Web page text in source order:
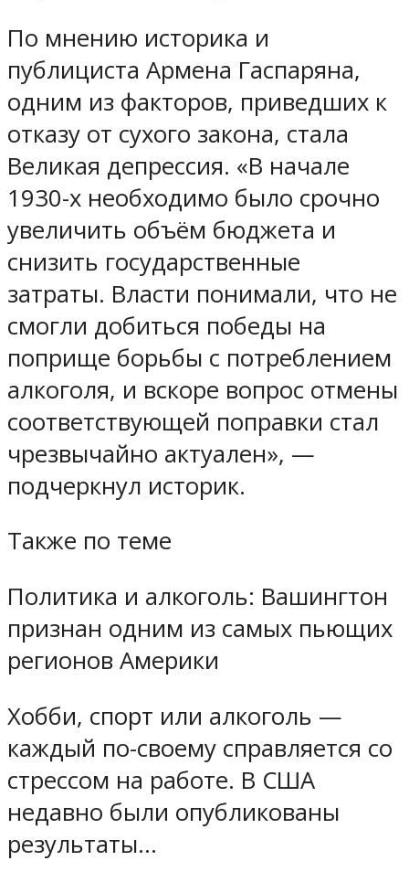
По мнению историка и
публициста Армена Гаспаряна,
одним из факторов, приведших к
отказу от сухого закона, стала
Великая депрессия. «В начале
1930-х необходимо было срочно
увеличить объём бюджета и
снизить государственные
затраты. Власти понимали, что не
смогли добиться победы на
поприще борьбы с потреблением
алкоголя, и вскоре вопрос отмены
соответствующей поправки стал
чрезвычайно актуален», —
подчеркнул историк.
Также по теме
Политика и алкоголь: Вашингтон
признан одним из самых пьющих
регионов Америки
Хобби, спорт или алкоголь —
каждый по-своему справляется со
стрессом на работе. В США
недавно были опубликованы
результаты…